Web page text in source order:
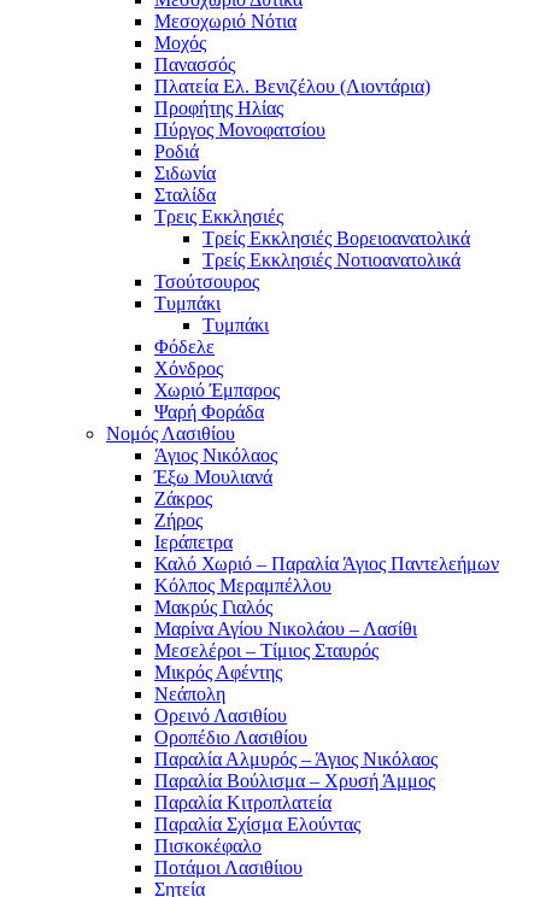
Μεσοχωριό Νότια
Μοχός
Πανασσός
Πλατεία Ελ. Βενιζέλου (Λιοντάρια)
Προφήτης Ηλίας
Πύργος Μονοφατσίου
Ροδιά
Σιδωνία
Σταλίδα
Τρεις Εκκλησιές
Τρείς Εκκλησιές Βορειοανατολικά
Τρείς Εκκλησιές Νοτιοανατολικά
Τσούτσουρος
Τυμπάκι
Τυμπάκι
Φόδελε
Χόνδρος
Χωριό Έμπαρος
Ψαρή Φοράδα
Νομός Λασιθίου
Άγιος Νικόλαος
Έξω Μουλιανά
Ζάκρος
Ζήρος
Ιεράπετρα
Καλό Χωριό – Παραλία Άγιος Παντελεήμων
Κόλπος Μεραμπέλλου
Μακρύς Γιαλός
Μαρίνα Αγίου Νικολάου – Λασίθι
Μεσελέροι – Τίμιος Σταυρός
Μικρός Αφέντης
Νεάπολη
Ορεινό Λασιθίου
Οροπέδιο Λασιθίου
Παραλία Αλμυρός – Άγιος Νικόλαος
Παραλία Βούλισμα – Χρυσή Άμμος
Παραλία Κιτροπλατεία
Παραλία Σχίσμα Ελούντας
Πισκοκέφαλο
Ποτάμοι Λασιθίιου
Σητεία